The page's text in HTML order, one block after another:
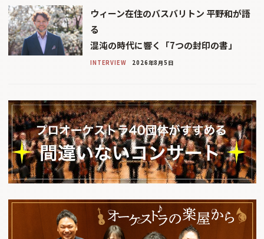
ウィーン在住のバスバリトン 平野和が語
る
混沌の時代に響く「7つの封印の書」
INTERVIEW 2026年8月5日